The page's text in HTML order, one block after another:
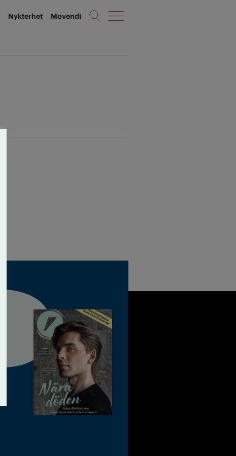
Nykterhet Movendi